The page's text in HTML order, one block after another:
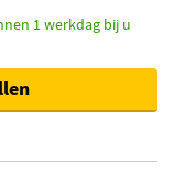
1 werkdag bij u